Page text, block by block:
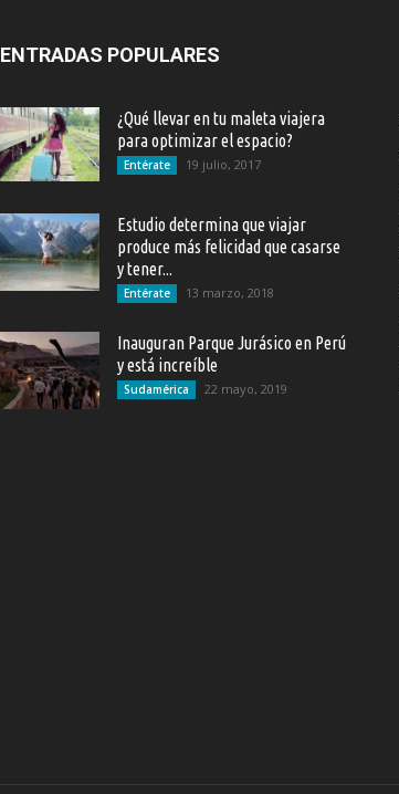
ENTRADAS POPULARES
¿Qué llevar en tu maleta viajera
para optimizar el espacio?
Entérate 19 julio, 2017
Estudio determina que viajar
produce más felicidad que casarse
y tener...
Entérate 13 marzo, 2018
Inauguran Parque Jurásico en Perú
y está increíble
Sudamérica 22 mayo, 2019